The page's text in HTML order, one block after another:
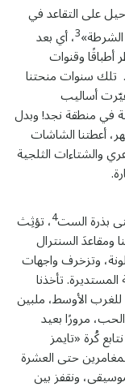
أُحيل على التقاعد في
الشرطة»3، أي بعد
وقنوات
تلك سنوات منحتنا
أساليب
في منطقة نجد! وبدل
أعطتنا الشاشات
والشتاءات الثلجية
بذرة الست4، تؤثِث
ومقاعدَ السنترال
وتزخرف واجهات
تأخذنا
للغرب الأوسط، ملبين
مرورًا بعيد
كُرة «تايمز
حتى العشرة
ونقفز بين